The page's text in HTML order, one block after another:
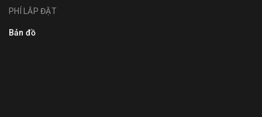
PHÍ LẮP ĐẶT
Bản đồ